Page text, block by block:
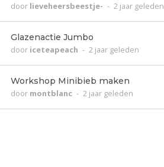
door lieveheersbeestje- - 2 jaar geleden
Glazenactie Jumbo
door iceteapeach - 2 jaar geleden
Workshop Minibieb maken
door montblanc - 2 jaar geleden